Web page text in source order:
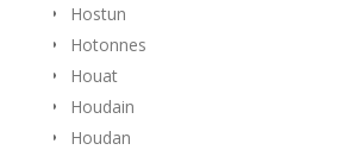
Hostun
Hotonnes
Houat
Houdain
Houdan